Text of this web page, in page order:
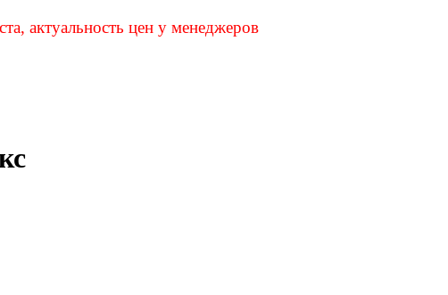
актуальность цен у менеджеров